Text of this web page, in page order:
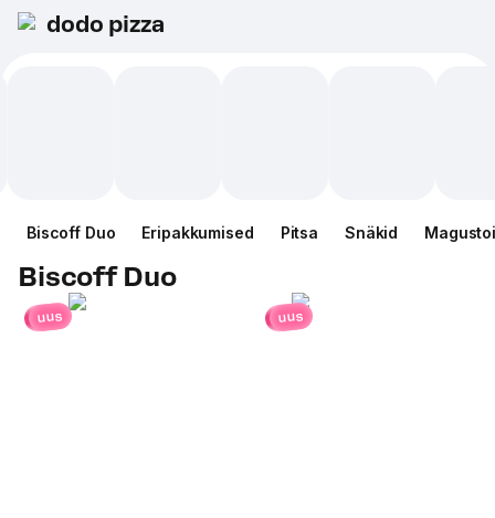
dodo pizza
Biscoff Duo Eripakkumised Pitsa Snäkid
Biscoff Duo
uus uus